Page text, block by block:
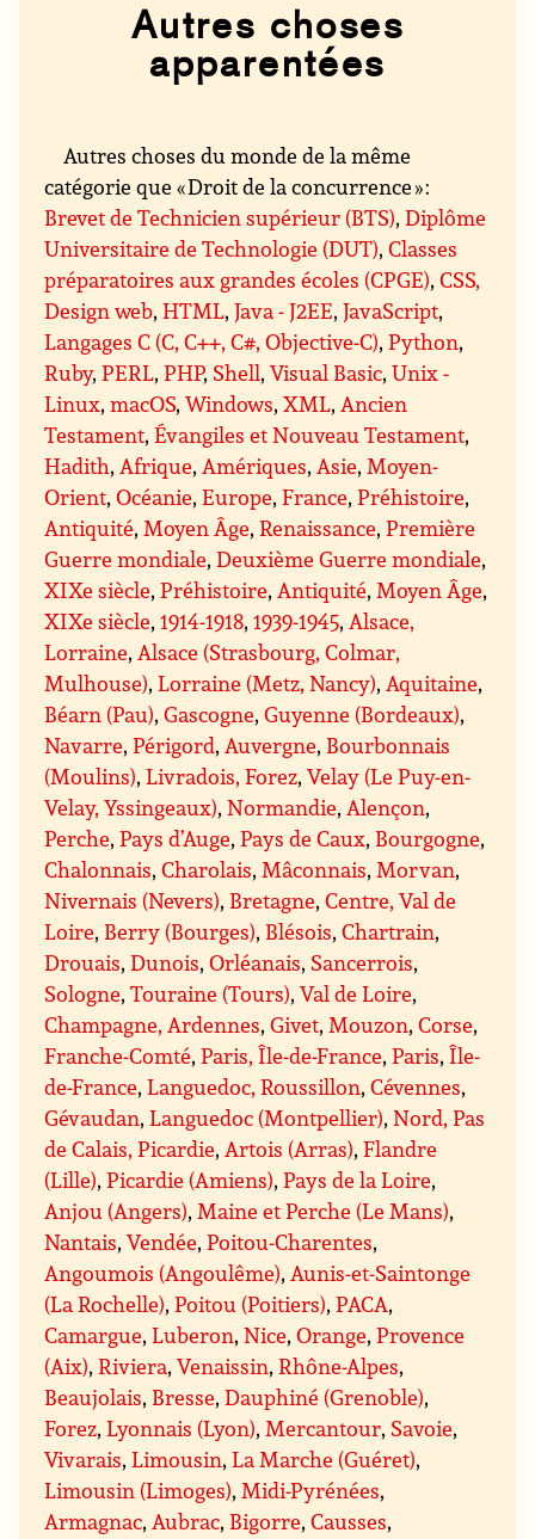
Autres choses
apparentées
Autres choses du monde de la même
catégorie que « Droit de la concurrence » :
Brevet de Technicien supérieur (BTS),Diplôme
Universitaire de Technologie (DUT),Classes
préparatoires aux grandes écoles (CPGE),CSS,
Design web,HTML,Java - J2EE,JavaScript,
Langages C (C, C++, C#, Objective-C),Python,
Ruby,PERL,PHP, Shell,Visual Basic,Unix -
Linux,macOS,Windows,XML, Ancien
Testament,Évangiles et Nouveau Testament,
Hadith, Afrique, Amériques, Asie, Moyen-
Orient,Océanie,Europe,France,Préhistoire,
Antiquité, Moyen Âge,Renaissance,Première
Guerre mondiale,Deuxième Guerre mondiale,
XIXe siècle,Préhistoire, Antiquité, Moyen Âge,
XIXe siècle,1914-1918,1939-1945, Alsace,
Lorraine, Alsace (Strasbourg, Colmar,
Mulhouse),Lorraine (Metz, Nancy), Aquitaine,
Béarn (Pau),Gascogne,Guyenne (Bordeaux),
Navarre,Périgord, Auvergne, Bourbonnais
(Moulins),Livradois, Forez,Velay (Le Puy-en-
Velay, Yssingeaux),Normandie, Alençon,
Perche,Pays d’Auge,Pays de Caux, Bourgogne,
Chalonnais,Charolais, Mâconnais, Morvan,
Nivernais (Nevers), Bretagne,Centre, Val de
Loire, Berry (Bourges), Blésois,Chartrain,
Drouais,Dunois,Orléanais, Sancerrois,
Sologne,Touraine (Tours),Val de Loire,
Champagne, Ardennes,Givet, Mouzon,Corse,
Franche-Comté,Paris, Île-de-France,Paris,Île-
de-France,Languedoc, Roussillon,Cévennes,
Gévaudan,Languedoc (Montpellier),Nord, Pas
de Calais, Picardie, Artois (Arras),Flandre
(Lille),Picardie (Amiens),Pays de la Loire,
Anjou (Angers), Maine et Perche (Le Mans),
Nantais,Vendée,Poitou-Charentes,
Angoumois (Angoulême), Aunis-et-Saintonge
(La Rochelle),Poitou (Poitiers),PACA,
Camargue,Luberon,Nice,Orange,Provence
(Aix),Riviera,Venaissin,Rhône-Alpes,
Beaujolais, Bresse,Dauphiné (Grenoble),
Forez,Lyonnais (Lyon), Mercantour, Savoie,
Vivarais,Limousin,La Marche (Guéret),
Limousin (Limoges), Midi-Pyrénées,
Armagnac, Aubrac, Bigorre,Causses,